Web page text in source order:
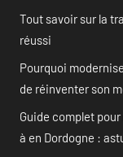
Tout savoir sur la
réussi
Pourquoi
de réinventer son
Guide complet
à en Dordogne :